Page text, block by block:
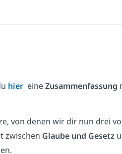
hier eineZusammenfassung
von denen wir dir nun drei
zwischen Glaube und Gesetz